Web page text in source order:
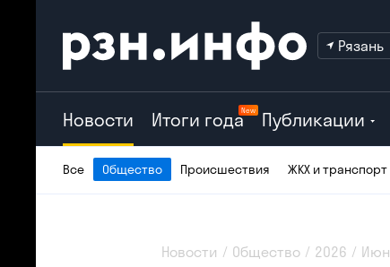
Рязань
Новости Итоги годаNew Публикации
Все Общество Происшествия ЖКХ и транспорт
Новости Общество 2026